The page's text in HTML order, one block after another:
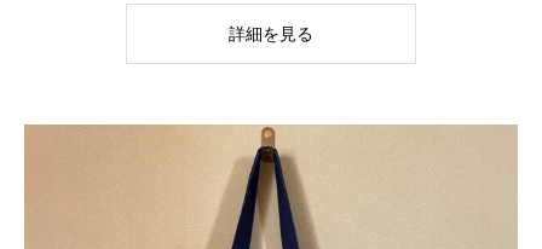
詳細を見る